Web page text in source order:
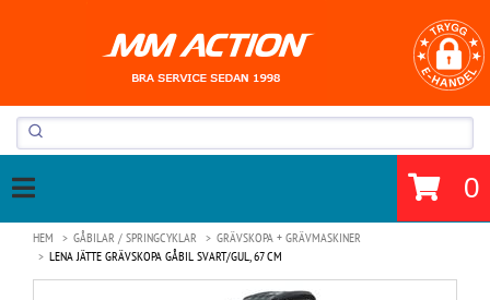
0
HEM GÅBILAR / SPRINGCYKLAR
GRÄVSKOPA + GRÄVMASKINER
LENA JÄTTE GRÄVSKOPA GÅBIL SVART/GUL, 67 CM